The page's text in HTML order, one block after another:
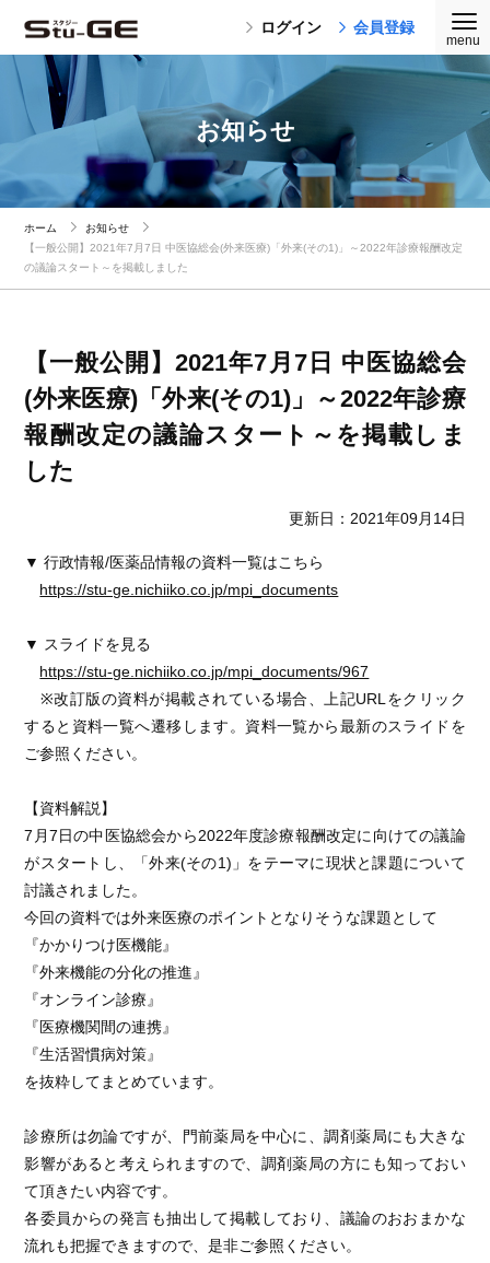
ログイン 会員登録
お知らせ
ホーム
お知らせ
【一般公開】2021年7月7日 中医協総会(外来医療)「外来(その1)」～2022年診療報酬改定
の議論スタート～を掲載しました
【一般公開】2021年7月7日 中医協総会
(外来医療)「外来(その1)」～2022年診療
報酬改定の議論スタート～を掲載しま
した
更新日：2021年09月14日
▼ 行政情報/医薬品情報の資料一覧はこちら
https://stu-ge.nichiiko.co.jp/mpi_documents
▼ スライドを見る
https://stu-ge.nichiiko.co.jp/mpi_documents/967
※改訂版の資料が掲載されている場合、上記URLをクリック
すると資料一覧へ遷移します。資料一覧から最新のスライドを
ご参照ください。
【資料解説】
7月7日の中医協総会から2022年度診療報酬改定に向けての議論
がスタートし、「外来(その1)」をテーマに現状と課題について
討議されました。
今回の資料では外来医療のポイントとなりそうな課題として
『かかりつけ医機能』
『外来機能の分化の推進』
『オンライン診療』
『医療機関間の連携』
『生活習慣病対策』
を抜粋してまとめています。
診療所は勿論ですが、門前薬局を中心に、調剤薬局にも大きな
影響があると考えられますので、調剤薬局の方にも知っておい
て頂きたい内容です。
各委員からの発言も抽出して掲載しており、議論のおおまかな
流れも把握できますので、是非ご参照ください。